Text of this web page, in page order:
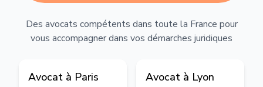
Des avocats compétents dans toute la France pour
vous accompagner dans vos démarches juridiques
Avocat à Paris Avocat à Lyon